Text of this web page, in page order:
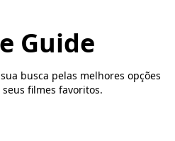
Guide
busca pelas melhores opções
filmes favoritos.